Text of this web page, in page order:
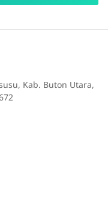
Kab. Buton Utara,